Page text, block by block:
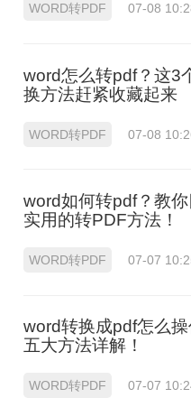
WORD转PDF 07-08
word怎么转pdf？这3
换方法赶紧收藏起来
WORD转PDF 07-08
word如何转pdf？教
实用的转PDF方法！
WORD转PDF 07-07
word转换成pdf怎么操
五大方法详解！
WORD转PDF 07-07